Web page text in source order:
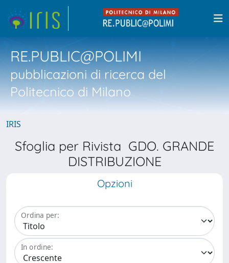
RE.PUBLIC@POLIMI
pubblicazioni di ricerca del
Politecnico di Milano
IRIS
Sfoglia per Rivista GDO. GRANDE
DISTRIBUZIONE
Opzioni
Ordina per:
In ordine: